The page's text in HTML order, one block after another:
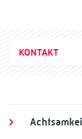
KONTAKT